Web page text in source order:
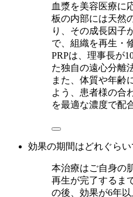
血漿を美容医療に
板の内部には天然
り、その成長因子
で、組織を再生・
PRPは、理事長が
た独自の遠心分離
また、体質や年齢
よう、患者様の合
を最適な濃度で配
効果の期間はどれぐらい
本治療はご自身の
再生が完了するま
の後、効果が6年以